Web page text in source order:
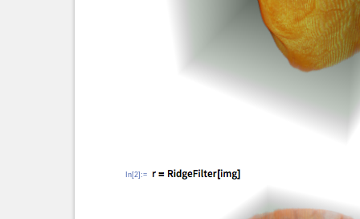
In[2]:=